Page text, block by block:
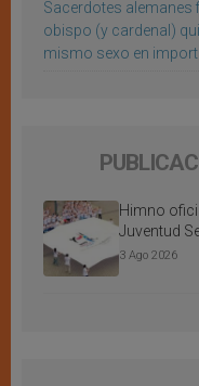
Sacerdotes alemanes
obispo (y cardenal)
mismo sexo en
Himno
Juventud
3 Ago 2026